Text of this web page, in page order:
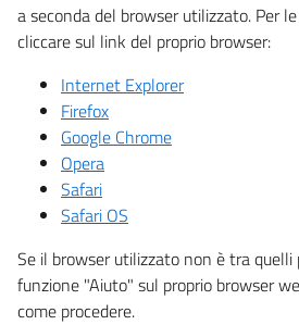
a seconda del browser utilizzato. Per
cliccare sul link del proprio browser:
Internet Explorer
Firefox
Google Chrome
Opera
Safari
Safari OS
Se il browser utilizzato non è tra quelli
funzione "Aiuto" sul proprio browser
come procedere.